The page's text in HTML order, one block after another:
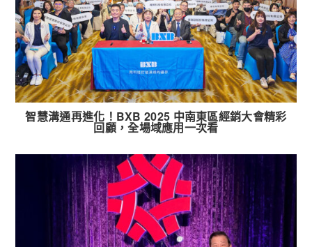
智慧溝通再進化！BXB 2025 中南東區經銷大會精彩
回顧，全場域應用一次看